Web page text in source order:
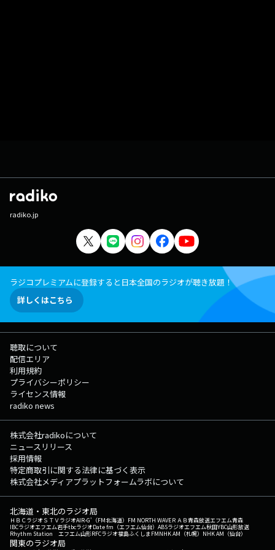
radiko.jp
ラジコプレミアムに登録すると日本全国のラジオが聴き放題！
詳しくはこちら
聴取について
配信エリア
利用規約
プライバシーポリシー
ライセンス情報
radiko news
株式会社radikoについて
ニュースリリース
採用情報
特定商取引に関する法律に基づく表示
株式会社メディアプラットフォームラボについて
北海道・東北のラジオ局
ＨＢＣラジオＳＴＶラジオAIR-G'（FM北海道） FM NORTH WAVEＲＡＢ青森放送エフエム青森
IBCラジオエフエム岩手tbcラジオDate fm（エフエム仙台） ABSラジオエフエム秋田YBC山形放送
Rhythm Station エフエム山形RFCラジオ福島ふくしまFMNHK AM（札幌） NHK AM（仙台）
関東のラジオ局